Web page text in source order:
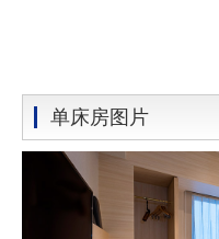
单床房图片